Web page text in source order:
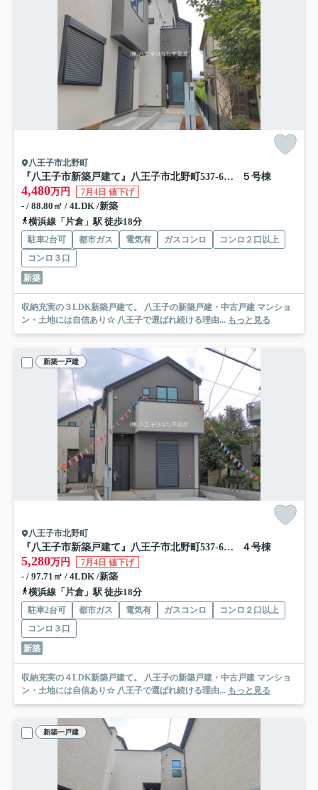
八王子市北野町
『八王子市新築戸建て』八王子市北野町537-6【仲介手数料無料】 ６期 ５号棟
4,480万円 7月4日 値下げ
- / 88.80㎡ / 4LDK /新築
横浜線「片倉」駅 徒歩18分
駐車2台可 都市ガス 電気有 ガスコンロ
コンロ２口以上
コンロ３口
新築
収納充実の３LDK新築戸建て。 八王子の新築戸建・中古戸建 マンショ
ン・土地には自信あり☆ 八王子で選ばれ続ける理由... もっと見る
新築一戸建
八王子市北野町
『八王子市新築戸建て』八王子市北野町537-6【仲介手数料無料】 ６期 ４号棟
5,280万円 7月4日 値下げ
- / 97.71㎡ / 4LDK /新築
横浜線「片倉」駅 徒歩18分
駐車2台可 都市ガス 電気有 ガスコンロ
コンロ２口以上
コンロ３口
新築
収納充実の４LDK新築戸建て。 八王子の新築戸建・中古戸建 マンショ
ン・土地には自信あり☆ 八王子で選ばれ続ける理由... もっと見る
新築一戸建